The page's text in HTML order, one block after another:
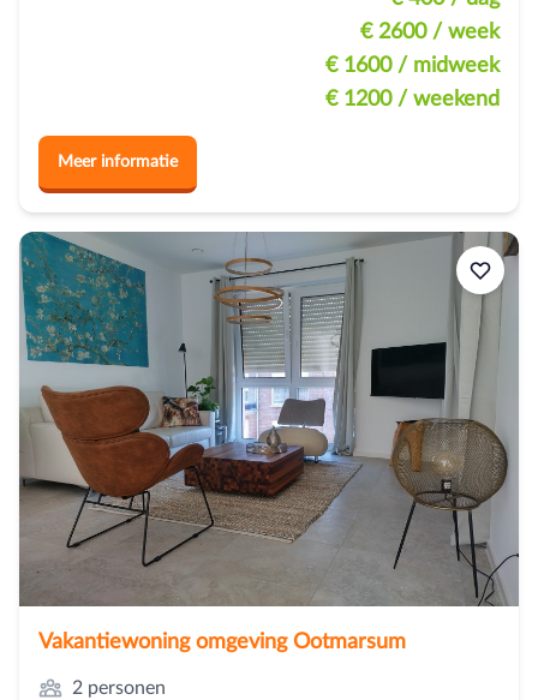
€ 2600/ week
€ 1600/ midweek
€ 1200/ weekend
Meer informatie
Vakantiewoning omgeving Ootmarsum
2 personen